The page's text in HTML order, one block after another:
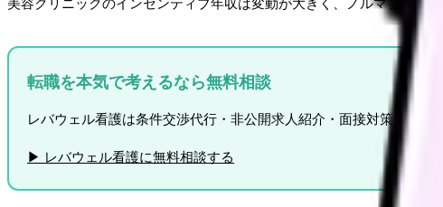
美容クリニックのインセンティブ年収は変動が大きく、ノルマプレッ
転職を本気で考えるなら無料相談
レバウェル看護は条件交渉代行・非公開求人紹介・面接対策まで
▶ レバウェル看護に無料相談する